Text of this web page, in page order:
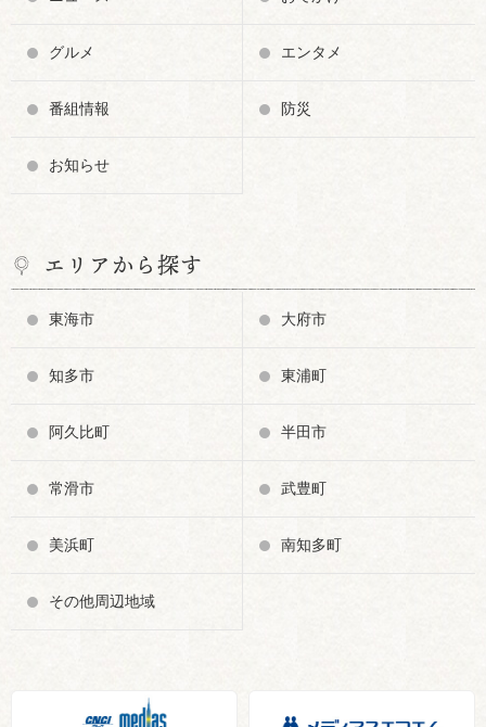
グルメ エンタメ
番組情報 防災
お知らせ
エリアから探す
東海市 大府市
知多市 東浦町
阿久比町 半田市
常滑市 武豊町
美浜町 南知多町
その他周辺地域